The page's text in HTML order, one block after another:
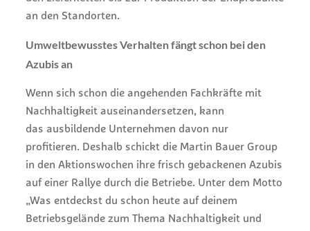
an den Standorten.
Umweltbewusstes Verhalten fängt schon bei den
Azubis an
Wenn sich schon die angehenden Fachkräfte mit
Nachhaltigkeit auseinandersetzen, kann
das ausbildende Unternehmen davon nur
profitieren. Deshalb schickt die Martin Bauer Group
in den Aktionswochen ihre frisch gebackenen Azubis
auf einer Rallye durch die Betriebe. Unter dem Motto
„Was entdeckst du schon heute auf deinem
Betriebsgelände zum Thema Nachhaltigkeit und